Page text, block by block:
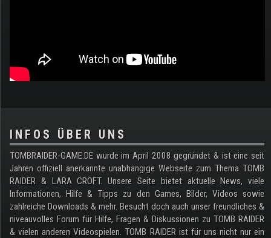
.
INFOS ÜBER UNS
TOMBRAIDER-GAME.DE wurde im April 2008 gegründet & ist eine seit
Jahren offiziell anerkannte unabhängige Webseite zum Thema TOMB
RAIDER & LARA CROFT. Unsere Seite bietet aktuelle News, viele
Informationen, Hilfe & Tipps zu den Games, Bilder, Videos sowie
zahlreiche Downloads & mehr. Besucht doch auch unser freundliches &
niveauvolles Forum für Hilfe, Fragen & Diskussionen zu TOMB RAIDER
& vielen anderen Videospielen. TOMB RAIDER ist für uns nicht nur ein